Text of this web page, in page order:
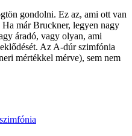
gondolni. Ez az, ami ott van
Ha már Bruckner, legyen nagy
áradó, vagy olyan, ami
Az A-dúr szimfónia
mértékkel mérve), sem nem